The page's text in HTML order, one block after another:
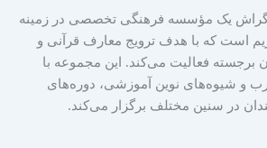
گراش یک مؤسسه فرهنگی تخصصی در زمینه
است که با هدف ترویج معارف قرآنی و
برجسته فعالیت می‌کند. این مجموعه با
و شیوه‌های نوین آموزشی، دوره‌های
در سنین مختلف برگزار می‌کند.